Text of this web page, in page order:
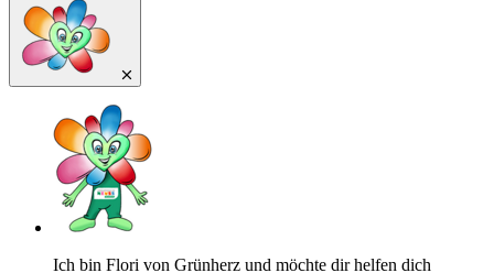
Ich bin Flori von Grünherz und möchte dir helfen dich